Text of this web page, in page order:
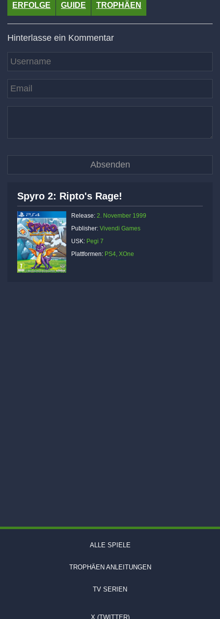
ERFOLGE GUIDE TROPHÄEN
Hinterlasse ein Kommentar
Spyro 2: Ripto's Rage!
Release: 2. November 1999
Publisher: Vivendi Games
USK: Pegi 7
Plattformen: PS4, XOne
ALLE SPIELE
TROPHÄEN ANLEITUNGEN
TV SERIEN
X (TWITTER)